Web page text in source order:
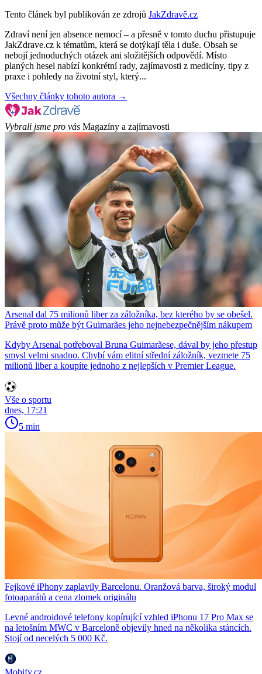
Tento článek byl publikován ze zdrojů JakZdravě.cz
Zdraví není jen absence nemocí – a přesně v tomto duchu přistupuje
JakZdrave.cz k tématům, která se dotýkají těla i duše. Obsah se
nebojí jednoduchých otázek ani složitějších odpovědí. Místo
planých hesel nabízí konkrétní rady, zajímavosti z medicíny, tipy z
praxe i pohledy na životní styl, který...
Všechny články tohoto autora →
Vybrali jsme pro vás Magazíny a zajímavosti
Arsenal dal 75 milionů liber za záložníka, bez kterého by se obešel.
Právě proto může být Guimarães jeho nejnebezpečnějším nákupem
Kdyby Arsenal potřeboval Bruna Guimarãese, dával by jeho přestup
smysl velmi snadno. Chybí vám elitní střední záložník, vezmete 75
milionů liber a koupíte jednoho z nejlepších v Premier League.
Vše o sportu
dnes, 17:21
5 min
Fejkové iPhony zaplavily Barcelonu. Oranžová barva, široký modul
fotoaparátů a cena zlomek originálu
Levné androidové telefony kopírující vzhled iPhonu 17 Pro Max se
na letošním MWC v Barceloně objevily hned na několika stáncích.
Stojí od necelých 5 000 Kč.
Mobify.cz